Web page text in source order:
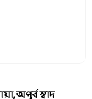
অপূর্ব স্বাদ